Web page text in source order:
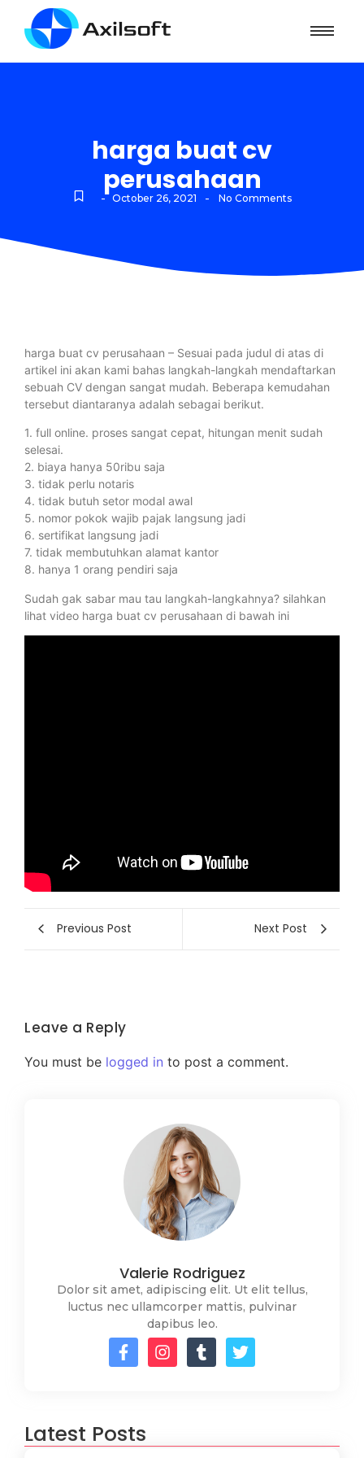
harga buat cv
perusahaan
- October 26, 2021 - No Comments
harga buat cv perusahaan – Sesuai pada judul di atas di
artikel ini akan kami bahas langkah-langkah mendaftarkan
sebuah CV dengan sangat mudah. Beberapa kemudahan
tersebut diantaranya adalah sebagai berikut.
1. full online. proses sangat cepat, hitungan menit sudah
selesai.
2. biaya hanya 50ribu saja
3. tidak perlu notaris
4. tidak butuh setor modal awal
5. nomor pokok wajib pajak langsung jadi
6. sertifikat langsung jadi
7. tidak membutuhkan alamat kantor
8. hanya 1 orang pendiri saja
Sudah gak sabar mau tau langkah-langkahnya? silahkan
lihat video harga buat cv perusahaan di bawah ini
Previous Post Next Post
Leave a Reply
You must be logged in to post a comment.
Valerie Rodriguez
Dolor sit amet, adipiscing elit. Ut elit tellus,
luctus nec ullamcorper mattis, pulvinar
dapibus leo.
Latest Posts